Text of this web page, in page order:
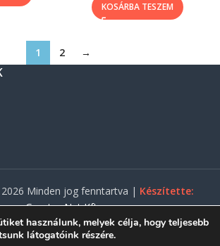
KOSÁRBA TESZEM
1 2 →
2026 Minden jog fenntartva | Készítette:
Gasztro Net Kft.
használunk, melyek célja, hogy teljesebb
látogatóink részére.